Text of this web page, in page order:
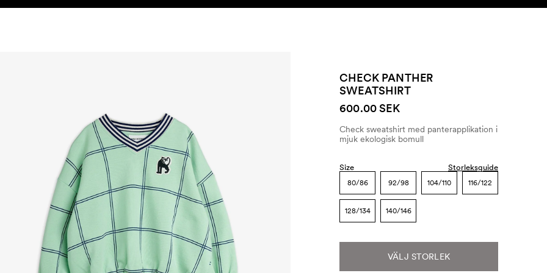
CHECK PANTHER
SWEATSHIRT
600.00 SEK
Check sweatshirt med panterapplikation i
mjuk ekologisk bomull
Size Storleksguide
80/86 92/98 104/110 116/122
128/134 140/146
VÄLJ STORLEK